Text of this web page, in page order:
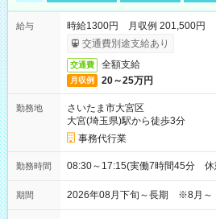
給与
時給1300円 月収例 201,500円
交通費別途支給あり
交通費 全額支給
月収例 20～25万円
勤務地
さいたま市大宮区
大宮(埼玉県)駅から徒歩3分
事務代行業
勤務時間 08:30～17:15(実働7時間45分 休
期間 2026年08月下旬～長期 ※8月～